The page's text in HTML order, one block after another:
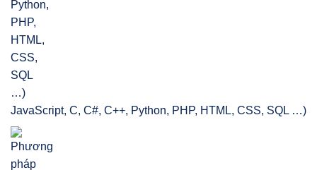
JavaScript, C, C#, C++, Python, PHP, HTML, CSS, SQL …)